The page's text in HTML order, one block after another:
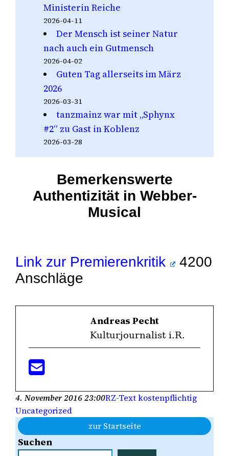
Ministerin Reiche
2026-04-11
Der Mensch ist seiner Natur
nach auch ein Gutmensch
2026-04-02
Guten Tag allerseits im März
2026
2026-03-31
tanzmainz war mit „Sphynx
#2“ zu Gast in Koblenz
2026-03-28
Bemerkenswerte
Authentizität in Webber-
Musical
Link zur Premierenkritik
4200
Anschläge
Andreas Pecht
Kulturjournalist i.R.
4. November 2016 23:00RZ-Text kostenpflichtig
Uncategorized
zur Startseite
Suchen